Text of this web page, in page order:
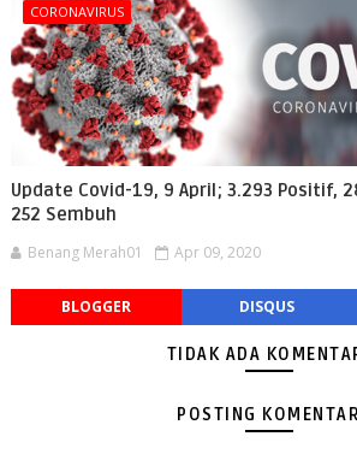
CORONAVIRUS
Update Covid-19, 9 April; 3.293 Positif,
252 Sembuh
Benang Merah01 Apr 09, 2020
BLOGGER DISQUS
TIDAK ADA
POSTING KOMENTAR